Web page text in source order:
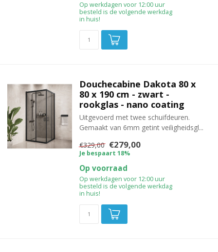
Op werkdagen voor 12:00 uur
besteld is de volgende werkdag
in huis!
Douchecabine Dakota 80 x
80 x 190 cm - zwart -
rookglas - nano coating
Uitgevoerd met twee schuifdeuren.
Gemaakt van 6mm getint veiligheidsgl...
€329,00 €279,00
Je bespaart 18%
Op voorraad
Op werkdagen voor 12:00 uur
besteld is de volgende werkdag
in huis!